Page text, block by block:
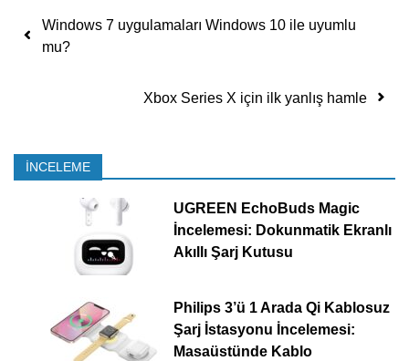
Yazı dolaşımı
Windows 7 uygulamaları Windows 10 ile uyumlu
mu?
Xbox Series X için ilk yanlış hamle
İNCELEME
UGREEN EchoBuds Magic
İncelemesi: Dokunmatik Ekranlı
Akıllı Şarj Kutusu
Philips 3’ü 1 Arada Qi Kablosuz
Şarj İstasyonu İncelemesi:
Masaüstünde Kablo